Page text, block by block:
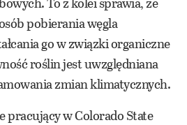
pobierania węgla
go w związki organiczne
roślin jest uwzględniana
zmian klimatycznych.
pracujący w Colorado State